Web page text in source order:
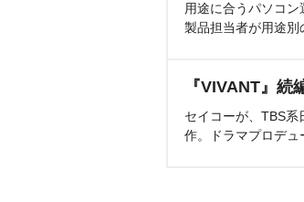
用途に合うパソコ
製品担当者が用途別
『VIVANT』
セイコーが、TBS系
作。ドラマプロデュ